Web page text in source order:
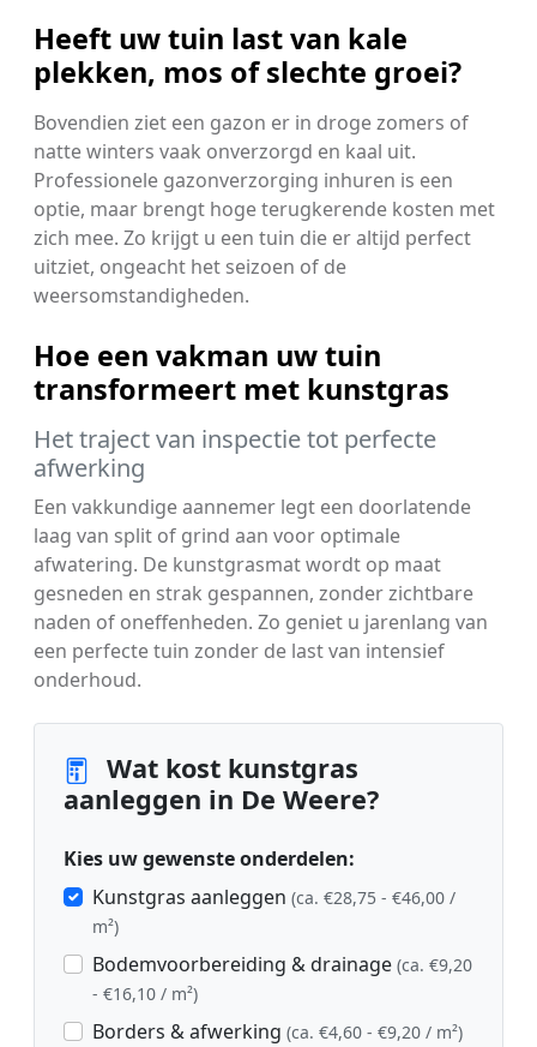
Heeft uw tuin last van kale
plekken, mos of slechte groei?
Bovendien ziet een gazon er in droge zomers of
natte winters vaak onverzorgd en kaal uit.
Professionele gazonverzorging inhuren is een
optie, maar brengt hoge terugkerende kosten met
zich mee. Zo krijgt u een tuin die er altijd perfect
uitziet, ongeacht het seizoen of de
weersomstandigheden.
Hoe een vakman uw tuin
transformeert met kunstgras
Het traject van inspectie tot perfecte
afwerking
Een vakkundige aannemer legt een doorlatende
laag van split of grind aan voor optimale
afwatering. De kunstgrasmat wordt op maat
gesneden en strak gespannen, zonder zichtbare
naden of oneffenheden. Zo geniet u jarenlang van
een perfecte tuin zonder de last van intensief
onderhoud.
Wat kost kunstgras
aanleggen in De Weere?
Kies uw gewenste onderdelen:
Kunstgras aanleggen (ca. €28,75 - €46,00 /
m²)
Bodemvoorbereiding & drainage (ca. €9,20
- €16,10 / m²)
Borders & afwerking (ca. €4,60 - €9,20 / m²)